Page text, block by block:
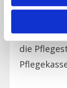
gerne die
die